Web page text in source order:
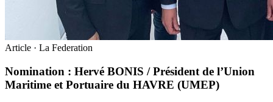
Article · La Federation
Nomination : Hervé BONIS / Président de l’Union
Maritime et Portuaire du HAVRE (UMEP)